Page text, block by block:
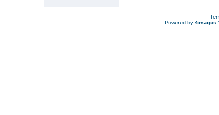
Powered by 4images